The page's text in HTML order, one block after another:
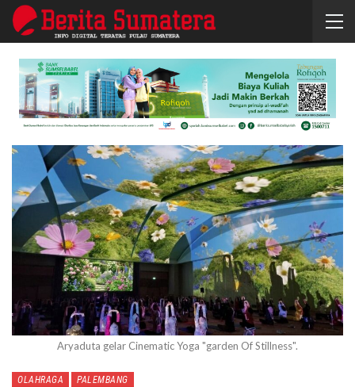
Aryaduta gelar Cinematic Yoga "garden Of Stillness".
OLAHRAGA PALEMBANG